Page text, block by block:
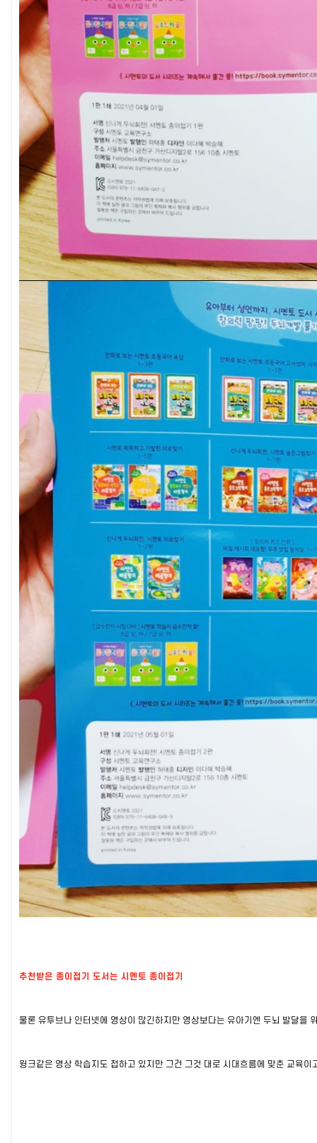
추천받은 종이접기 도서는 시멘토 종이접기
물론 유투브나 인터넷에 영상이 많긴하지만 영상보다는 유아기엔 두뇌 발달을
윙크같은 영상 학습지도 접하고 있지만 그건 그것 대로 시대흐름에 맞춘 교육